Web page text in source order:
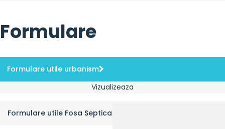
Formulare
Formulare utile urbanism
Vizualizeaza
Formulare utile Fosa Septica